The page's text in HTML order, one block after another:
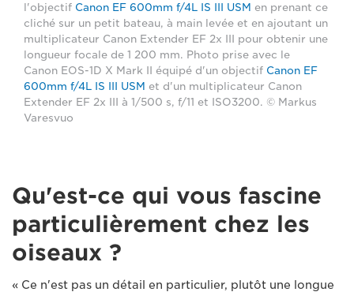
l'objectif Canon EF 600mm f/4L IS III USM en prenant ce
cliché sur un petit bateau, à main levée et en ajoutant un
multiplicateur Canon Extender EF 2x III pour obtenir une
longueur focale de 1 200 mm. Photo prise avec le
Canon EOS-1D X Mark II équipé d'un objectif Canon EF
600mm f/4L IS III USM et d'un multiplicateur Canon
Extender EF 2x III à 1/500 s, f/11 et ISO3200. © Markus
Varesvuo
Qu'est-ce qui vous fascine
particulièrement chez les
oiseaux ?
« Ce n'est pas un détail en particulier, plutôt une longue